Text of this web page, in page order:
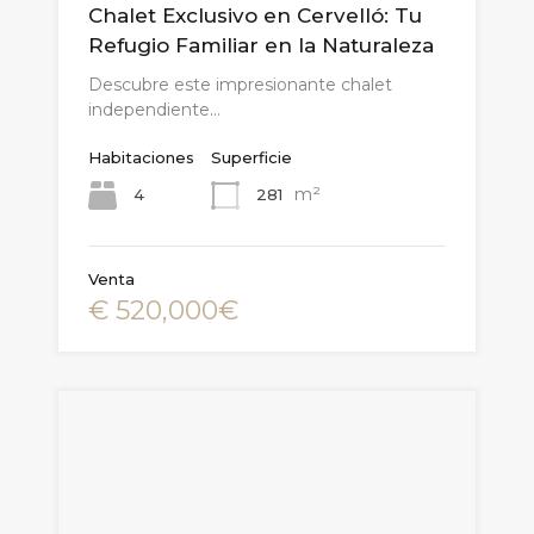
Chalet Exclusivo en Cervelló: Tu
Refugio Familiar en la Naturaleza
Descubre este impresionante chalet
independiente…
Habitaciones
4
Superficie
281
m²
Venta
€ 520,000€